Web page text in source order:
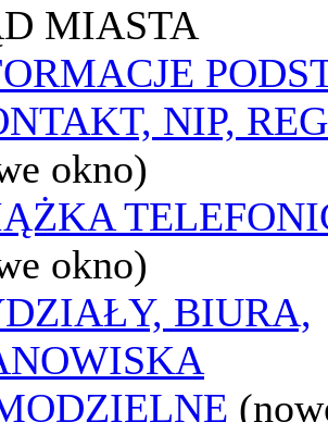
MIASTA
NIP,
okno)
okno)
BIURA,